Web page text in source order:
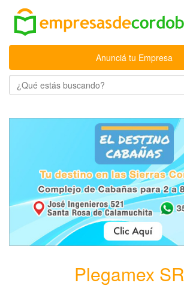
Anunciá tu Empresa
Plegamex